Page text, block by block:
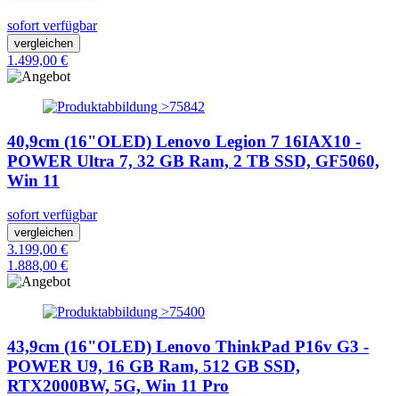
sofort verfügbar
vergleichen
1.499,00 €
40,9cm (16"OLED) Lenovo Legion 7 16IAX10 -
POWER Ultra 7, 32 GB Ram, 2 TB SSD, GF5060,
Win 11
sofort verfügbar
vergleichen
3.199,00 €
1.888,00 €
43,9cm (16"OLED) Lenovo ThinkPad P16v G3 -
POWER U9, 16 GB Ram, 512 GB SSD,
RTX2000BW, 5G, Win 11 Pro